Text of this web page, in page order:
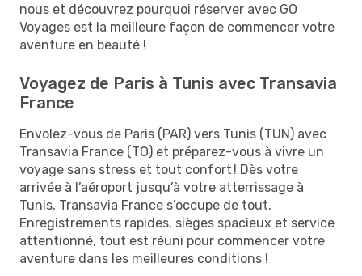
nous et découvrez pourquoi réserver avec GO
Voyages est la meilleure façon de commencer votre
aventure en beauté !
Voyagez de Paris à Tunis avec Transavia
France
Envolez-vous de Paris (PAR) vers Tunis (TUN) avec
Transavia France (TO) et préparez-vous à vivre un
voyage sans stress et tout confort ! Dès votre
arrivée à l’aéroport jusqu’à votre atterrissage à
Tunis, Transavia France s’occupe de tout.
Enregistrements rapides, sièges spacieux et service
attentionné, tout est réuni pour commencer votre
aventure dans les meilleures conditions !